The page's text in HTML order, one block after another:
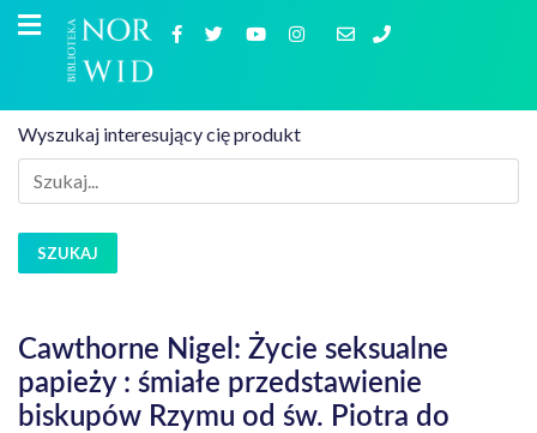
Wyszukaj interesujący cię produkt
SZUKAJ
Cawthorne Nigel: Życie seksualne
papieży : śmiałe przedstawienie
biskupów Rzymu od św. Piotra do